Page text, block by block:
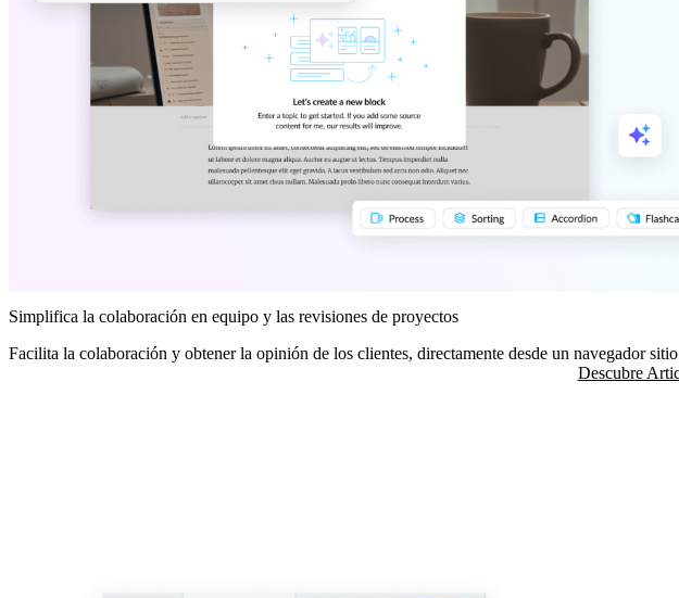
Simplifica la colaboración en equipo y las revisiones de proyectos
Facilita la colaboración y obtener la opinión de los clientes, directamente desde un navegador
Descubre